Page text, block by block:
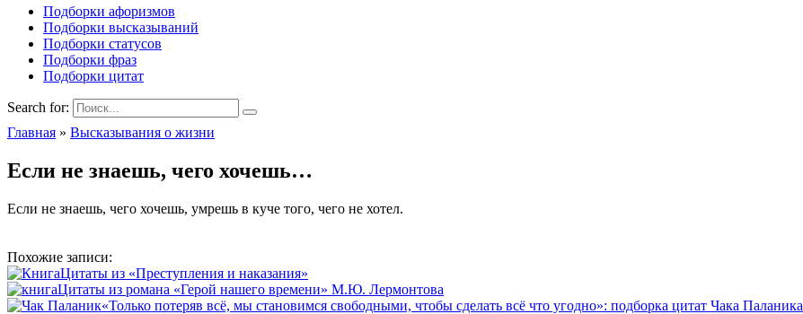
Подборки афоризмов
Подборки высказываний
Подборки статусов
Подборки фраз
Подборки цитат
Search for:
Главная » Высказывания о жизни
Если не знаешь, чего хочешь…
Если не знаешь, чего хочешь, умрешь в куче того, чего не хотел.
Похожие записи:
Цитаты из «Преступления и наказания»
Цитаты из романа «Герой нашего времени» М.Ю. Лермонтова
«Только потеряв всё, мы становимся свободными, чтобы сделать всё что угодно»: подборка цитат Чака Паланика